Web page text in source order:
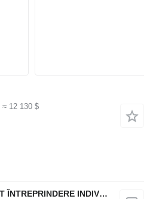
≈ 12 130 $
SZENTMIKLOSI ADALBERT ÎNTREPRINDERE INDIVIDUALĂ